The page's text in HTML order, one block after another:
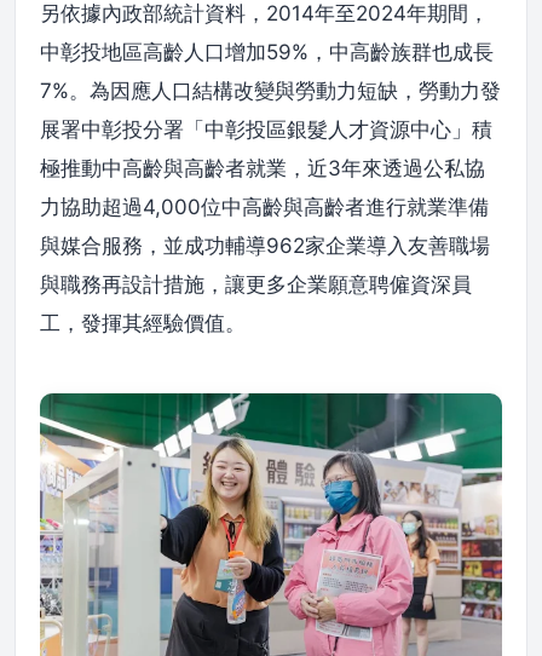
另依據內政部統計資料，2014年至2024年期間，
中彰投地區高齡人口增加59%，中高齡族群也成長
7%。為因應人口結構改變與勞動力短缺，勞動力發
展署中彰投分署「中彰投區銀髮人才資源中心」積
極推動中高齡與高齡者就業，近3年來透過公私協
力協助超過4,000位中高齡與高齡者進行就業準備
與媒合服務，並成功輔導962家企業導入友善職場
與職務再設計措施，讓更多企業願意聘僱資深員
工，發揮其經驗價值。